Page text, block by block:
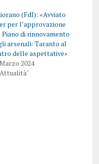
(FdI): «Avviato
per l’approvazione
Piano di rinnovamento
arsenali: Taranto al
delle aspettative»
2024